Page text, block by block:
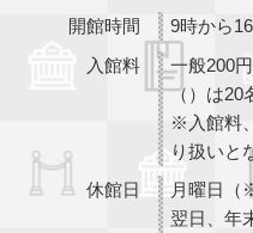
開館時間
9時から
入館料
一般200
（）は20
※入館料
り扱いと
休館日
月曜日（
翌日、年